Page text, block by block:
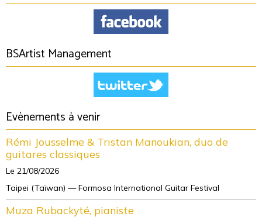
BSArtist Management
Evènements à venir
Rémi Jousselme & Tristan Manoukian, duo de
guitares classiques
Le 21/08/2026
Taipei (Taïwan) — Formosa International Guitar Festival
Muza Rubackyté, pianiste